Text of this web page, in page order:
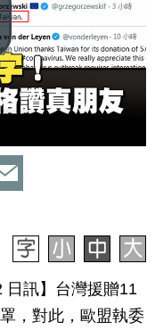
日訊】台灣援贈11
，對此，歐盟執委